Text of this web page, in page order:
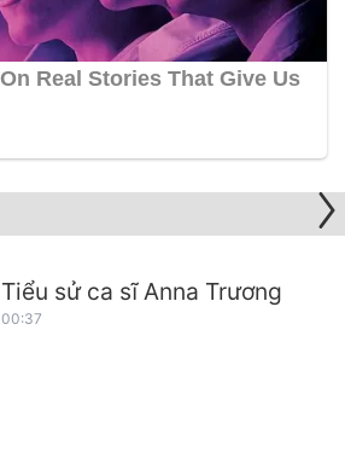
Tiểu sử ca sĩ Anna Trương
00:37